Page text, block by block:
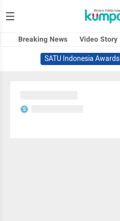
Breaking News Video Story
SATU Indonesia Awards
S